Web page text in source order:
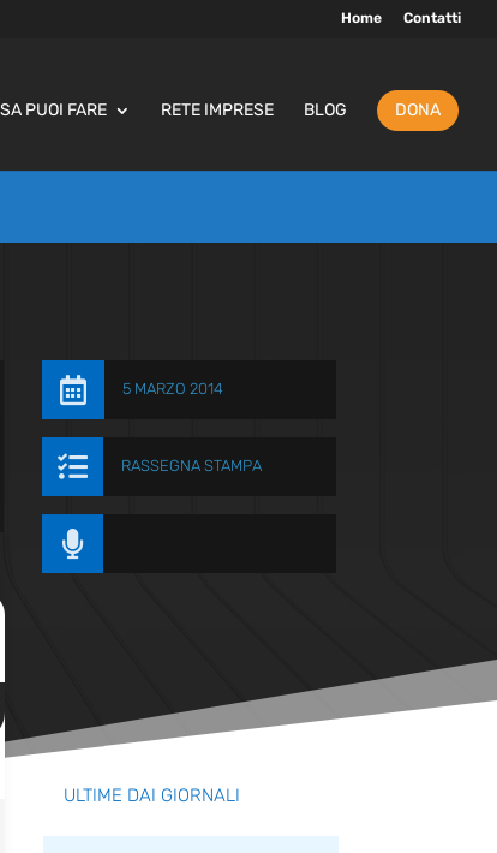
Home Contatti
PUOI FARE RETE IMPRESE BLOG DONA
 5 MARZO 2014
 RASSEGNA STAMPA

ULTIME DAI GIORNALI